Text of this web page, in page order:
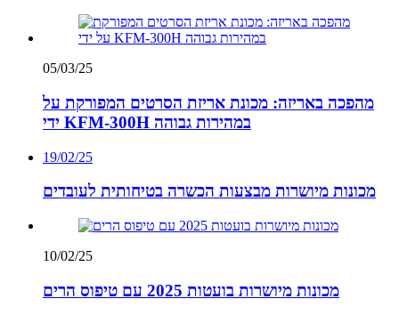
05/03/25
מהפכה באריזה: מכונת אריזת הסרטים המפורקת על
ידי KFM-300H במהירות גבוהה
19/02/25
מכונות מיושרות מבצעות הכשרה בטיחותית לעובדים
10/02/25
מכונות מיושרות בועטות 2025 עם טיפוס הרים